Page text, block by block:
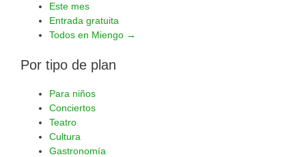
Este mes
Entrada gratuita
Todos en Miengo →
Por tipo de plan
Para niños
Conciertos
Teatro
Cultura
Gastronomía